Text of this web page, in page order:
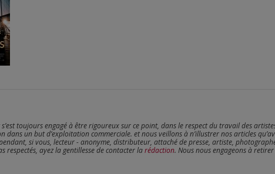
toujours engagé à être rigoureux sur ce point, dans le respect du travail des
dans un but d’exploitation commerciale. et nous veillons à n’illustrer nos articles
si vous, lecteur - anonyme, distributeur, attaché de presse, artiste,
respectés, ayez la gentillesse de contacter larédaction. Nous nous engageons à